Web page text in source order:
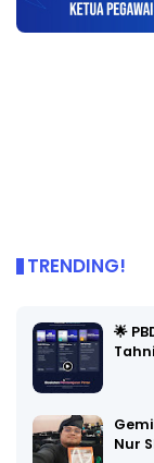
TRENDING!
🌟
Nur